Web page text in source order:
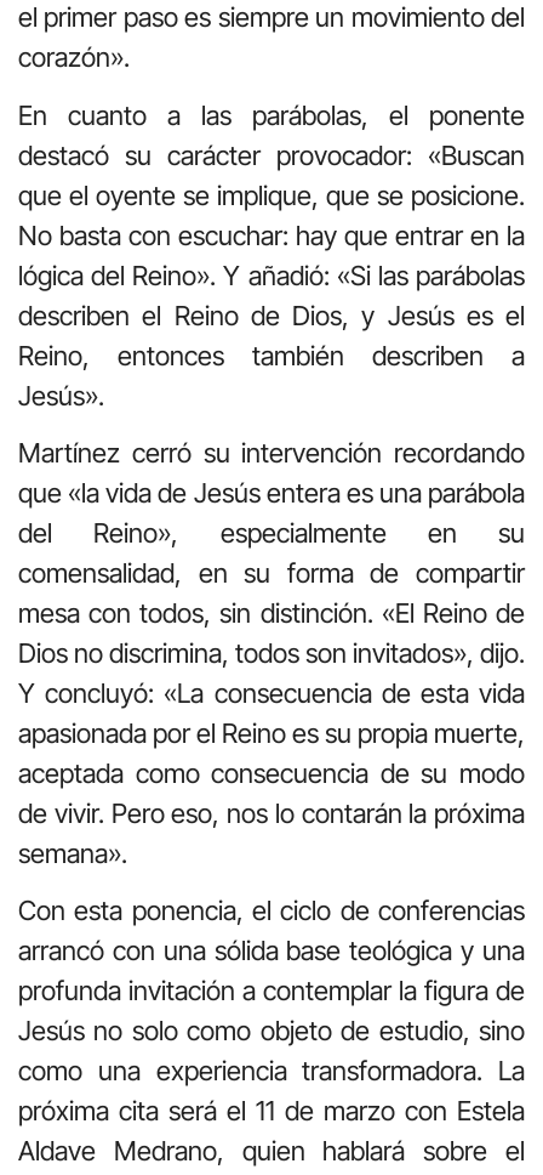
el primer paso es siempre un movimiento del
corazón».
En cuanto a las parábolas, el ponente
destacó su carácter provocador: «Buscan
que el oyente se implique, que se posicione.
No basta con escuchar: hay que entrar en la
lógica del Reino». Y añadió: «Si las parábolas
describen el Reino de Dios, y Jesús es el
Reino, entonces también describen a
Jesús».
Martínez cerró su intervención recordando
que «la vida de Jesús entera es una parábola
del Reino», especialmente en su
comensalidad, en su forma de compartir
mesa con todos, sin distinción. «El Reino de
Dios no discrimina, todos son invitados», dijo.
Y concluyó: «La consecuencia de esta vida
apasionada por el Reino es su propia muerte,
aceptada como consecuencia de su modo
de vivir. Pero eso, nos lo contarán la próxima
semana».
Con esta ponencia, el ciclo de conferencias
arrancó con una sólida base teológica y una
profunda invitación a contemplar la figura de
Jesús no solo como objeto de estudio, sino
como una experiencia transformadora. La
próxima cita será el 11 de marzo con Estela
Aldave Medrano, quien hablará sobre el